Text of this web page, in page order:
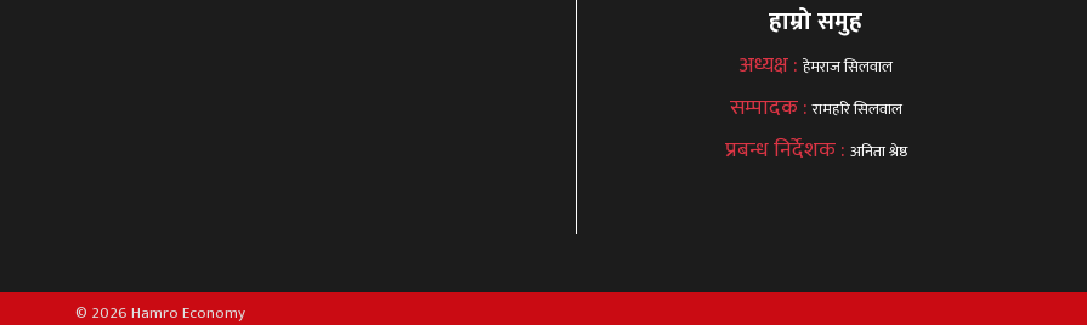
हाम्रो समुह
अध्यक्ष :हेमराज सिलवाल
सम्पादक :रामहरि सिलवाल
प्रबन्ध निर्देशक : अनिता श्रेष्ठ
© 2026 Hamro Economy